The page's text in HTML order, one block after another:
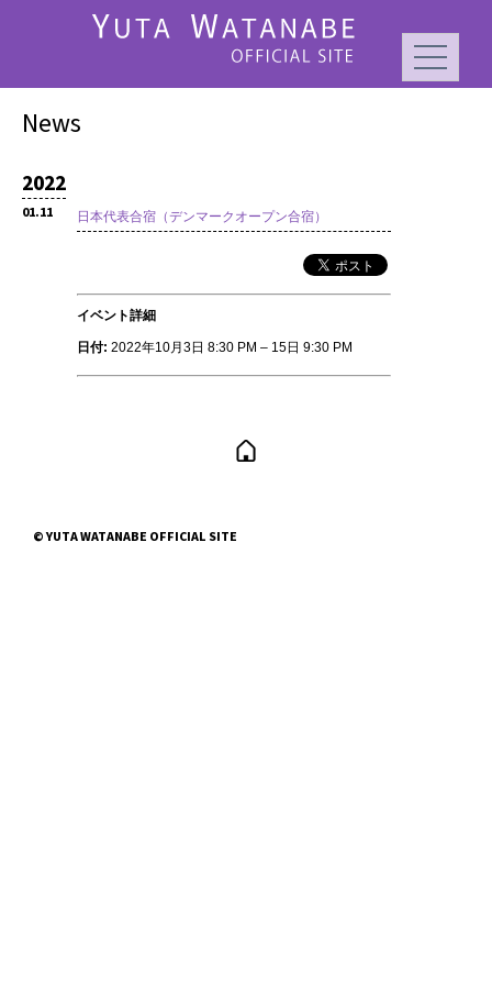
News
2022
01.11 日本代表合宿（デンマークオープン合宿）
イベント詳細
日付: 2022年10月3日 8:30 PM – 15日 9:30 PM
© YUTA WATANABE OFFICIAL SITE